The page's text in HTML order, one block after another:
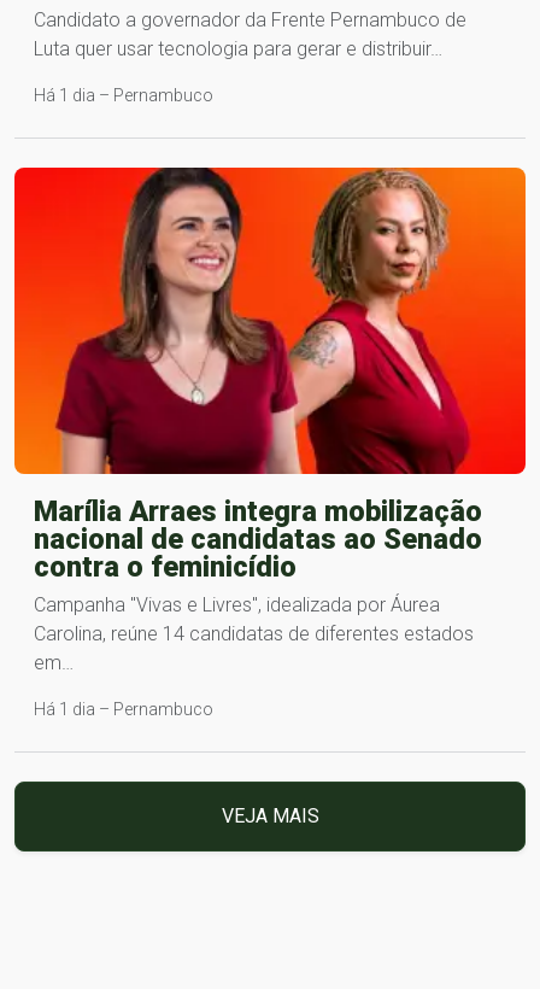
Candidato a governador da Frente Pernambuco de
Luta quer usar tecnologia para gerar e distribuir…
Há 1 dia – Pernambuco
Marília Arraes integra mobilização
nacional de candidatas ao Senado
contra o feminicídio
Campanha "Vivas e Livres", idealizada por Áurea
Carolina, reúne 14 candidatas de diferentes estados
em…
Há 1 dia – Pernambuco
VEJA MAIS